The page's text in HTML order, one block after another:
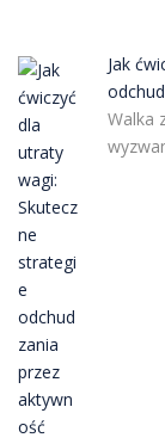
Jak
Walka